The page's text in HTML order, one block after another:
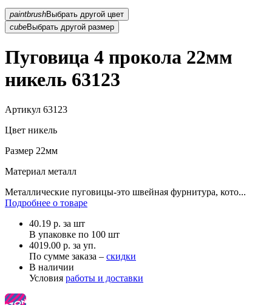
paintbrush
Выбрать другой цвет
cubeВыбрать другой размер
Пуговица 4 прокола 22мм
никель 63123
Артикул 63123
Цвет никель
Размер 22мм
Материал металл
Металлические пуговицы-это швейная фурнитура, кото...
Подробнее о товаре
40.19 р. за шт
В упаковке по 100 шт
4019.00 р. за уп.
По сумме заказа – скидки
В наличии
Условия работы и доставки